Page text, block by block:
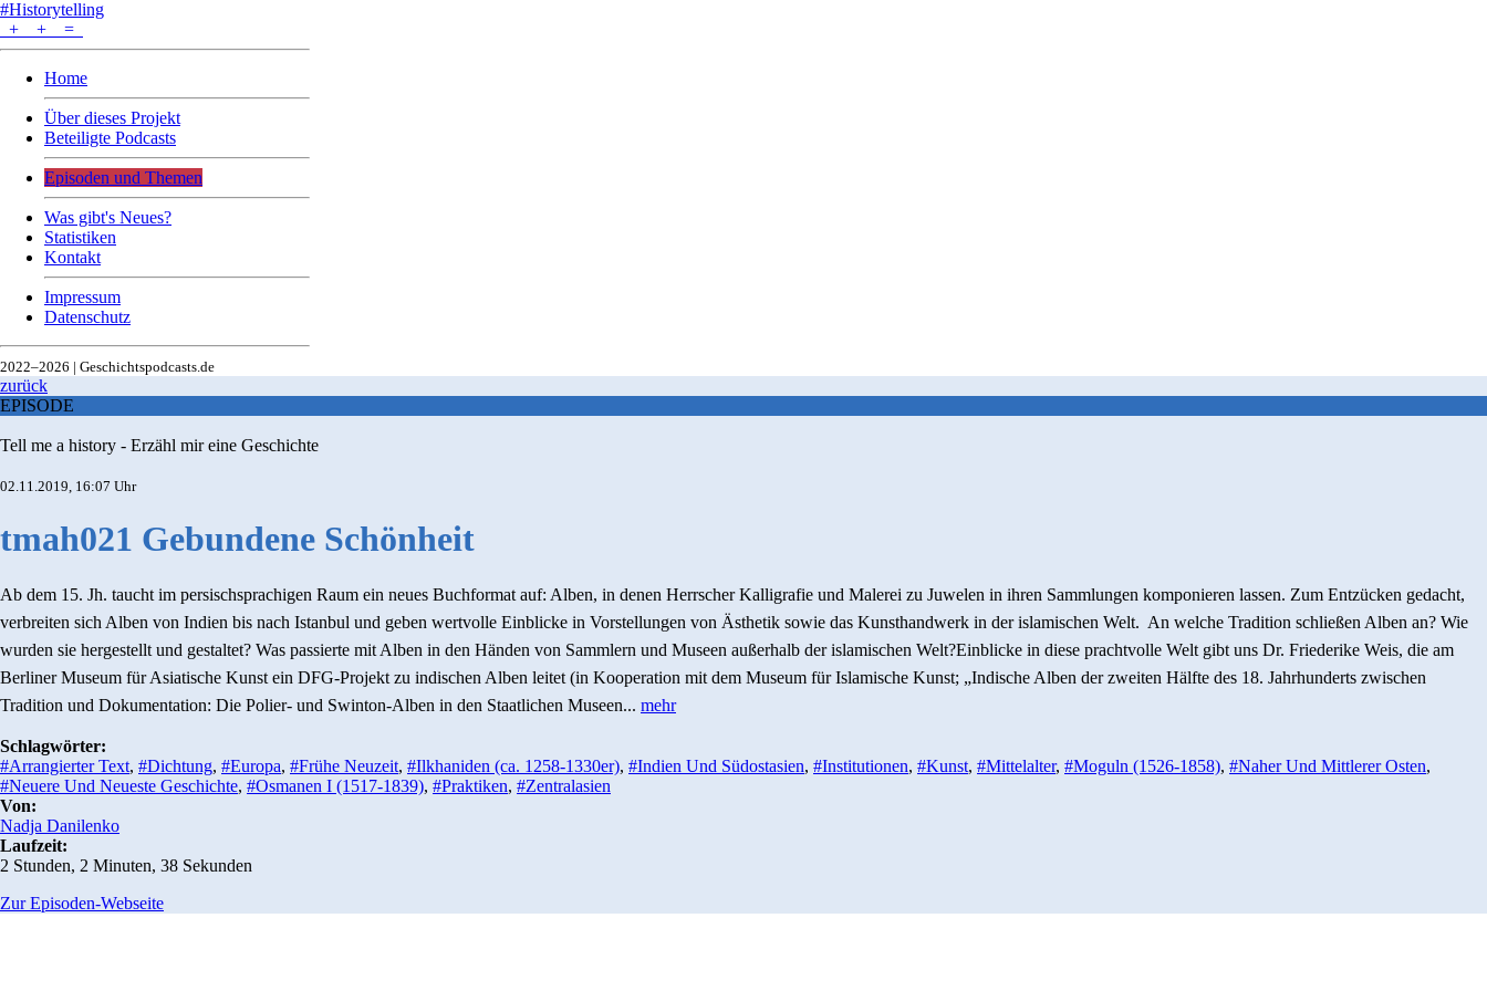
#Historytelling
+
+ =
Home
Über dieses Projekt
Beteiligte Podcasts
Episoden und Themen
Was gibt's Neues?
Statistiken
Kontakt
Impressum
Datenschutz
2022–2026 | Geschichtspodcasts.de
zurück
EPISODE
Tell me a history - Erzähl mir eine Geschichte
02.11.2019, 16:07 Uhr
tmah021 Gebundene Schönheit
Ab dem 15. Jh. taucht im persischsprachigen Raum ein neues Buchformat auf: Alben, in denen Herrscher Kalligrafie und Malerei zu Juwelen in ihren Sammlungen komponieren lassen. Zum Entzücken gedacht,
verbreiten sich Alben von Indien bis nach Istanbul und geben wertvolle Einblicke in Vorstellungen von Ästhetik sowie das Kunsthandwerk in der islamischen Welt. An welche Tradition schließen Alben an? Wie
wurden sie hergestellt und gestaltet? Was passierte mit Alben in den Händen von Sammlern und Museen außerhalb der islamischen Welt?Einblicke in diese prachtvolle Welt gibt uns Dr. Friederike Weis, die am
Berliner Museum für Asiatische Kunst ein DFG-Projekt zu indischen Alben leitet (in Kooperation mit dem Museum für Islamische Kunst; „Indische Alben der zweiten Hälfte des 18. Jahrhunderts zwischen
Tradition und Dokumentation: Die Polier- und Swinton-Alben in den Staatlichen Museen... mehr
Schlagwörter:
#Arrangierter Text, #Dichtung, #Europa, #Frühe Neuzeit, #Ilkhaniden (ca. 1258-1330er), #Indien Und Südostasien, #Institutionen, #Kunst, #Mittelalter, #Moguln (1526-1858), #Naher Und Mittlerer Osten,
#Neuere Und Neueste Geschichte, #Osmanen I (1517-1839), #Praktiken, #Zentralasien
Von:
Nadja Danilenko
Laufzeit:
2 Stunden, 2 Minuten, 38 Sekunden
Zur Episoden-Webseite